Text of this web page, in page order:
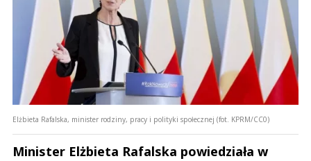
Elżbieta Rafalska, minister rodziny, pracy i polityki społecznej (fot. KPRM/CC0)
Minister Elżbieta Rafalska powiedziała w